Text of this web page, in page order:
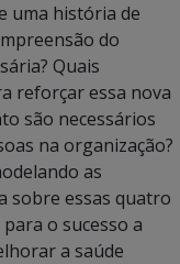
uma história de
do
Quais
reforçar essa nova
são necessários
na organização?
as
sobre essas quatro
o sucesso a
a saúde